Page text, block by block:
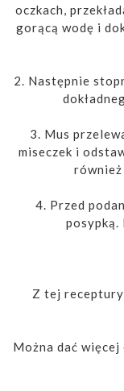
oczkach,
gorącą wodę i
2. Następnie
3. Mus
miseczek i
4. Przed
posypką.
Z tej
Można dać